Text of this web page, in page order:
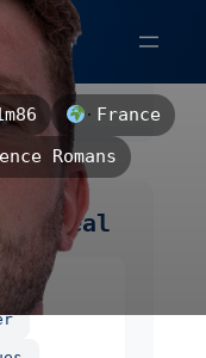
France
Romans
Romans.
Real